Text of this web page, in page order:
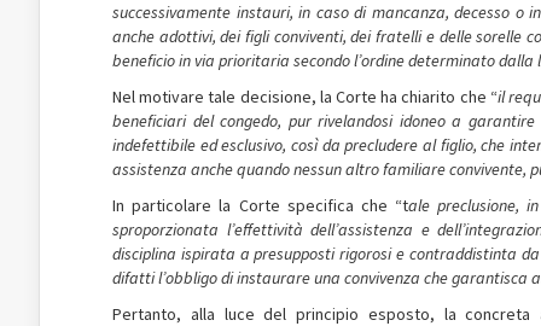
successivamente instauri, in caso di mancanza, decesso o
anche adottivi, dei figli conviventi, dei fratelli e delle sorelle
beneficio in via prioritaria secondo l’ordine determinato dalla
Nel motivare tale decisione, la Corte ha chiarito che “il
beneficiari del congedo, pur rivelandosi idoneo a
indefettibile ed esclusivo, così da precludere al figlio, che
assistenza anche quando nessun altro familiare convivente,
In particolare la Corte specifica che “tale preclusione,
sproporzionata l’effettività dell’assistenza e
disciplina ispirata a presupposti rigorosi e contraddistinta
difatti l’obbligo di instaurare una convivenza che garantisca
Pertanto, alla luce del principio esposto, la concreta